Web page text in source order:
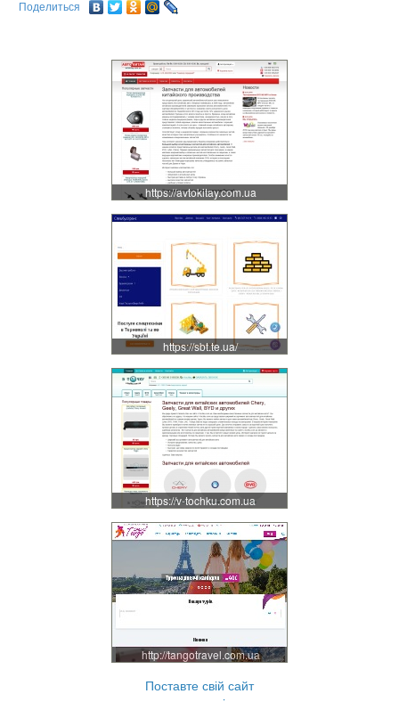
Поделиться
https://avtokitay.com.ua
https://sbt.te.ua/
https://v-tochku.com.ua
http://tangotravel.com.ua
Поставте свій сайт